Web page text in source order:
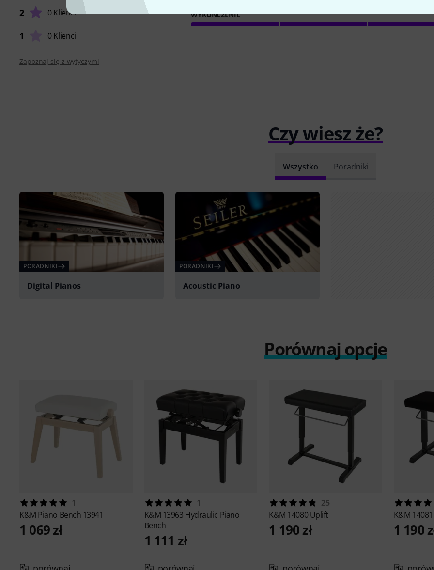
2 0 Klienci
1 0 Klienci
WYKOŃCZENIE
Zapoznaj się z wytyczymi
Czy wiesz że?
Wszystko Poradniki
PORADNIKI
Digital Pianos
PORADNIKI
Acoustic Piano
Porównaj opcje
1
K&M Piano Bench 13941
1 069 zł
1
K&M 13963 Hydraulic Piano
Bench
1 111 zł
25
K&M 14080 Uplift
1 190 zł
K&M
1 190